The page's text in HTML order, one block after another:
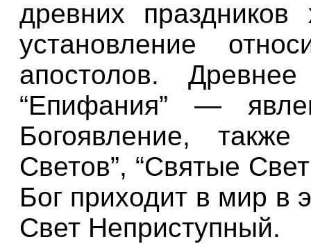
древних праздников
установление
апостолов.
“Епифания” —
Богоявление,
Светов”, “Святые
Бог приходит в мир в
Свет Неприступный.